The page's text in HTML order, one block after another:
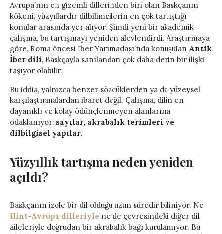
Avrupa’nın en gizemli dillerinden biri olan Baskçanın
kökeni, yüzyıllardır dilbilimcilerin en çok tartıştığı
konular arasında yer alıyor. Şimdi yeni bir akademik
çalışma, bu tartışmayı yeniden alevlendirdi. Araştırmaya
göre, Roma öncesi İber Yarımadası’nda konuşulan Antik
İber dili, Baskçayla sanılandan çok daha derin bir ilişki
taşıyor olabilir.
Bu iddia, yalnızca benzer sözcüklerden ya da yüzeysel
karşılaştırmalardan ibaret değil. Çalışma, dilin en
dayanıklı ve kolay ödünçlenmeyen alanlarına
odaklanıyor: sayılar, akrabalık terimleri ve
dilbilgisel yapılar.
Yüzyıllık tartışma neden yeniden
açıldı?
Baskçanın izole bir dil olduğu uzun süredir biliniyor. Ne
Hint-Avrupa dilleriyle ne de çevresindeki diğer dil
aileleriyle doğrudan bir akrabalık bağı kurulamıyor. Bu